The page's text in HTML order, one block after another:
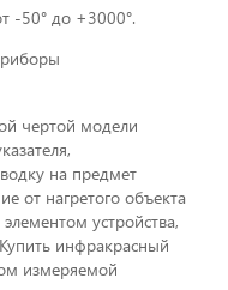
-50° до +3000°.
чертой модели
на предмет
от нагретого объекта
устройства,
инфракрасный
измеряемой